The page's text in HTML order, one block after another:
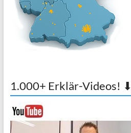
1.000+ Erklär-Videos! ⬇